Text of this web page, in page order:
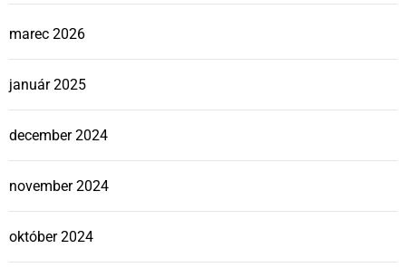
o
c
h
marec 2026
január 2025
december 2024
november 2024
október 2024